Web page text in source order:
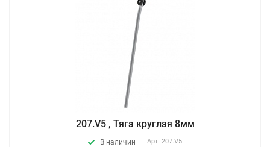
207.V5 , Тяга круглая 8мм
В наличии Арт. 207.V5